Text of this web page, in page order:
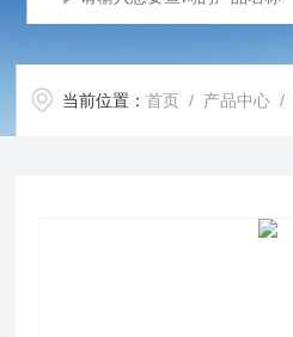
当前位置：首页 / 产品中心